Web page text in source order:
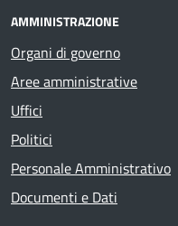
AMMINISTRAZIONE
Organi di governo
Aree amministrative
Uffici
Politici
Personale Amministrativo
Documenti e Dati